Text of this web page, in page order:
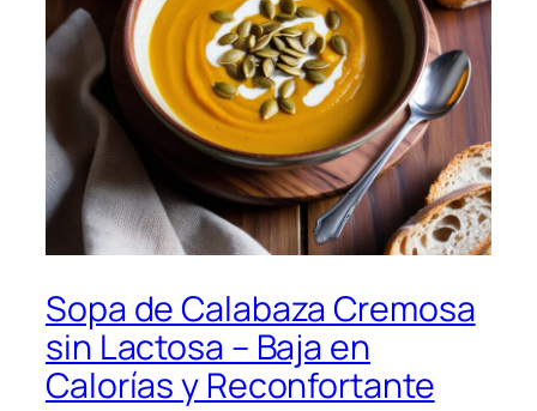
Sopa de Calabaza Cremosa
sin Lactosa – Baja en
Calorías y Reconfortante